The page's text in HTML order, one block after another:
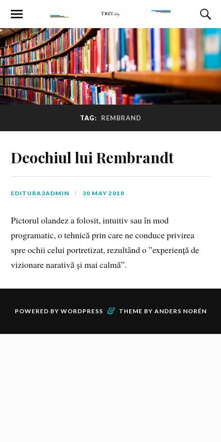
TAG: REMBRAND
Deochiul lui Rembrandt
EDITURA3ADMIN 30 MAY 2010
Pictorul olandez a folosit, intuitiv sau în mod
programatic, o tehnică prin care ne conduce privirea
spre ochii celui portretizat, rezultând o ”experiență de
vizionare narativă și mai calmă”.
POWERED BY WORDPRESS & THEME BY ANDERS NORÉN